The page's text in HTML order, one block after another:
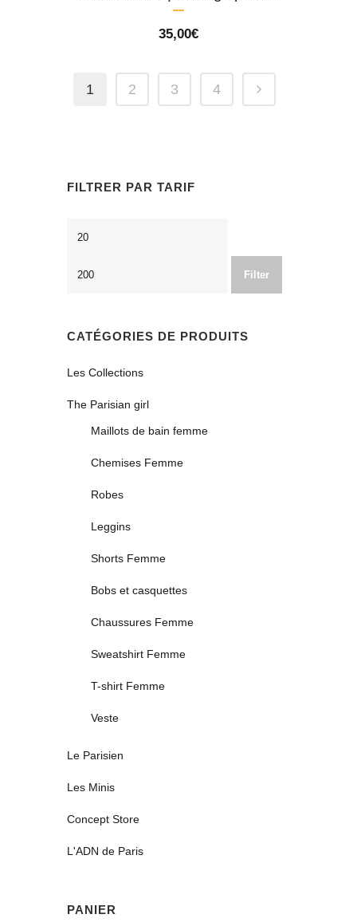
35,00€
1 2 3 4
FILTRER PAR TARIF
Filter
CATÉGORIES DE PRODUITS
Les Collections
The Parisian girl
Maillots de bain femme
Chemises Femme
Robes
Leggins
Shorts Femme
Bobs et casquettes
Chaussures Femme
Sweatshirt Femme
T-shirt Femme
Veste
Le Parisien
Les Minis
Concept Store
L'ADN de Paris
PANIER